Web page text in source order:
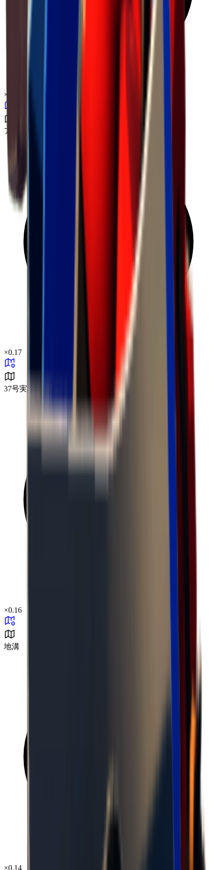
×
アイランドチャレンジ
×0.17
37号実験エリア
×0.16
地溝
×0.14